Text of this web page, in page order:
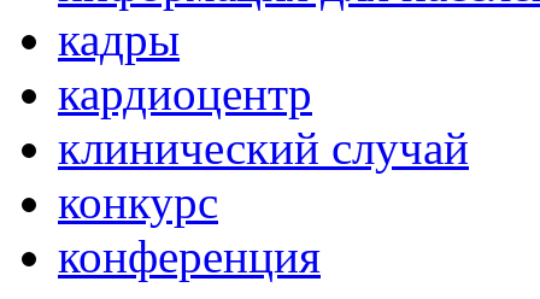
кадры
кардиоцентр
клинический случай
конкурс
конференция